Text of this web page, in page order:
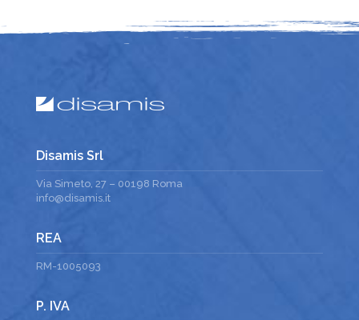
Disamis Srl
Via Simeto, 27 – 00198 Roma
info@disamis.it
REA
RM-1005093
P. IVA